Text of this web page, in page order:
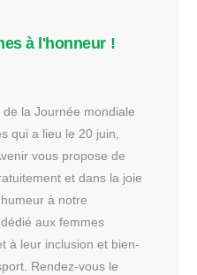
à l'honneur !
de la Journée mondiale
qui a lieu le 20 juin,
vous propose de
et dans la joie
à notre
aux femmes
à leur inclusion et bien-
Rendez-vous le